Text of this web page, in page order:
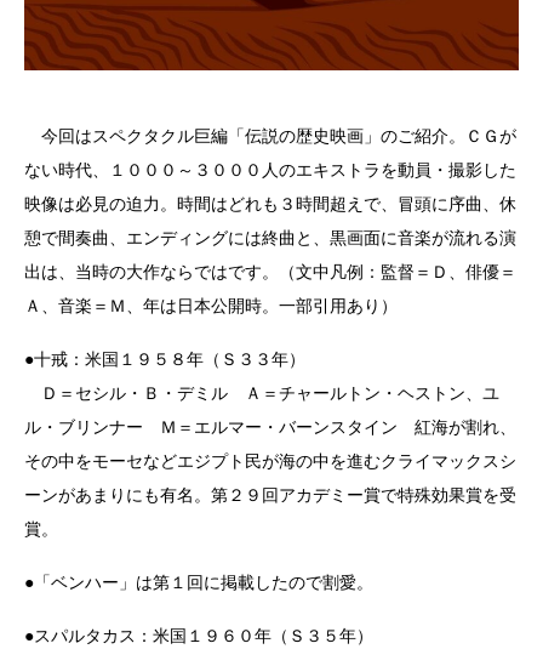
今回はスペクタクル巨編「伝説の歴史映画」のご紹介。ＣＧが
ない時代、１０００～３０００人のエキストラを動員・撮影した
映像は必見の迫力。時間はどれも３時間超えで、冒頭に序曲、休
憩で間奏曲、エンディングには終曲と、黒画面に音楽が流れる演
出は、当時の大作ならではです。（文中凡例：監督＝Ｄ、俳優＝
Ａ、音楽＝Ｍ、年は日本公開時。一部引用あり）
●十戒：米国１９５８年（Ｓ３３年）
Ｄ＝セシル・Ｂ・デミル Ａ＝チャールトン・ヘストン、ユ
ル・ブリンナー Ｍ＝エルマー・バーンスタイン 紅海が割れ、
その中をモーセなどエジプト民が海の中を進むクライマックスシ
ーンがあまりにも有名。第２９回アカデミー賞で特殊効果賞を受
賞。
●「ベンハー」は第１回に掲載したので割愛。
●スパルタカス：米国１９６０年（Ｓ３５年）